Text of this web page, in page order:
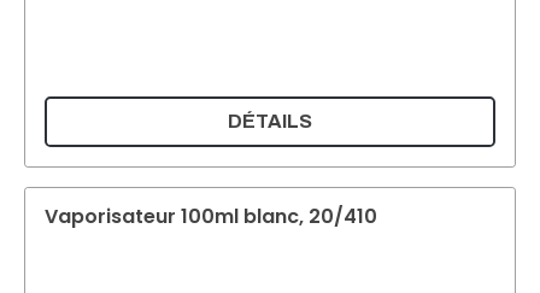
DÉTAILS
Vaporisateur 100ml blanc, 20/410